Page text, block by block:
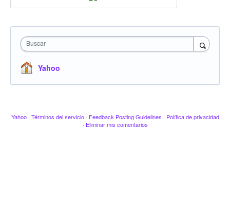
Buscar
Yahoo
Yahoo · Términos del servicio · Feedback Posting Guidelines · Política de privacidad
· Eliminar mis comentarios